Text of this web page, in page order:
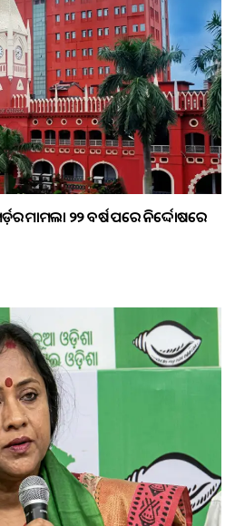
ମାମଲା ୨୨ ବର୍ଷ ପରେ ନିର୍ଦ୍ଦୋଷରେ